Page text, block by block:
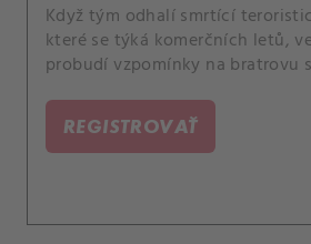
Když tým odhalí smrtící
které se týká komerčních letů,
probudí vzpomínky na bratrovu
REGISTROVAŤ